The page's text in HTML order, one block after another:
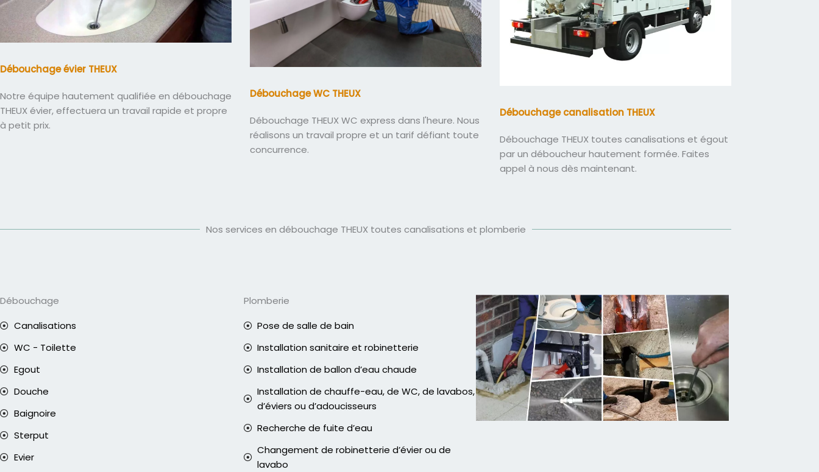
Débouchage évier THEUX
Notre équipe hautement qualifiée en débouchage
THEUX évier, effectuera un travail rapide et propre
à petit prix.
Débouchage WC THEUX
Débouchage THEUX WC express dans l'heure. Nous
réalisons un travail propre et un tarif défiant toute
concurrence.
Débouchage canalisation THEUX
Débouchage THEUX toutes canalisations et égout
par un déboucheur hautement formée. Faites
appel à nous dès maintenant.
Nos services en débouchage THEUX toutes canalisations et plomberie
Débouchage
Canalisations
WC - Toilette
Egout
Douche
Baignoire
Sterput
Evier
Plomberie
Pose de salle de bain
Installation sanitaire et robinetterie
Installation de ballon d’eau chaude
Installation de chauffe-eau, de WC, de lavabos,
d’éviers ou d’adoucisseurs
Recherche de fuite d’eau
Changement de robinetterie d’évier ou de
lavabo